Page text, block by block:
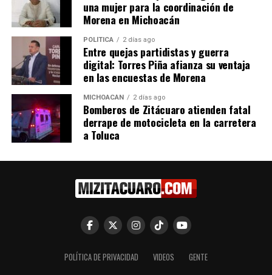
Comparte con:
una mujer para la coordinación de
Morena en Michoacán
POLÍTICA 2 días ago
Entre quejas partidistas y guerra
digital: Torres Piña afianza su ventaja
en las encuestas de Morena
MICHOACÁN 2 días ago
Bomberos de Zitácuaro atienden fatal
derrape de motocicleta en la carretera
a Toluca
POLÍTICA DE PRIVACIDAD VIDEOS GENTE